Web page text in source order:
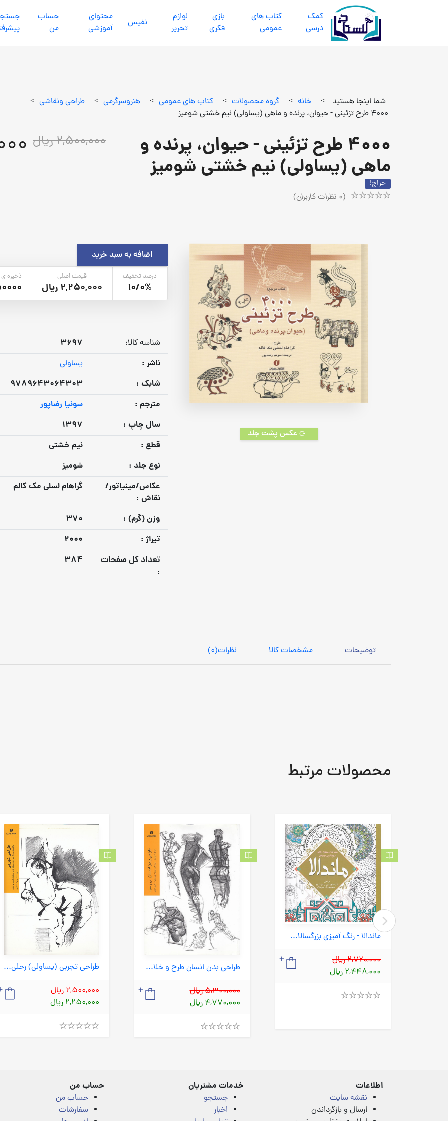
كمك
درسي
كتاب هاي
عمومي
بازي
فكري
لوازم
تحرير
نفيس
محتواي
آموزشي
حساب
من
شما اینجا هستید > خانه > گروه محصولات > كتاب هاي عمومي > هنروسرگرمي > طراحي ونقاشي >
4000 طرح تزئینی - حیوان، پرنده و ماهی (یساولی) نیم خشتی شومیز
4000 طرح تزئینی - حیوان، پرنده و
ماهی (یساولی) نیم خشتی شومیز
حراج!
(
0 نظرات کاربران)
2,500,000 ریال
عکس پشت جلد
اضافه به سبد خرید
درصد تخفیف
10/0%
قیمت اصلی
2,250,000 ریال
ذخیره
شناسه کالا:
3697
ناشر :
یساولی
شابک :
9789643064303
مترجم :
سونیا رضاپور
سال چاپ :
1397
قطع :
نیم خشتی
نوع جلد :
شومیز
عكاس/مينياتور/
نقاش :
گراهام لسلی مک کالم
وزن (گرم) :
370
تيراژ :
2000
تعداد كل صفحات
:
384
توضیحات مشخصات کالا نظرات(0)
محصولات مرتبط
طراحی تجربی (یساولی) رحلی شومیز
2,500,000 ریال
2,250,000 ریال
طراحی بدن انسان طرح و خلاقیت (یساولی) رحلی شومیز
5,300,000 ریال
4,770,000 ریال
ماندالا - رنگ آمیزی بزرگسالان (سبزان) خشتی شومیز
2,720,000 ریال
2,448,000 ریال
اطلاعات
نقشه سایت
ارسال و بازگرداندن
خدمات مشتریان
جستجو
اخبار
حساب من
حساب من
سفارشات